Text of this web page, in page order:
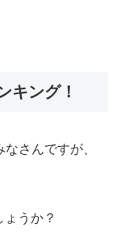
キング！
さんですが、
うか？